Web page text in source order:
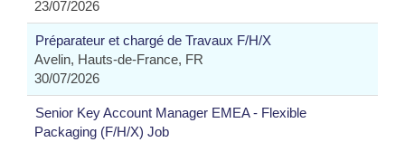
23/07/2026
Préparateur et chargé de Travaux F/H/X
Avelin, Hauts-de-France, FR
30/07/2026
Senior Key Account Manager EMEA - Flexible
Packaging (F/H/X) Job